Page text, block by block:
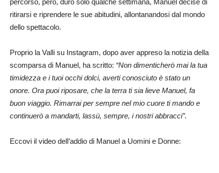
ritirarsi e riprendere le sue abitudini, allontanandosi dal mondo
dello spettacolo.
Proprio la Valli su Instagram, dopo aver appreso la notizia della
scomparsa di Manuel, ha scritto: “Non dimenticherò mai la tua
timidezza e i tuoi occhi dolci, averti conosciuto è stato un
onore. Ora puoi riposare, che la terra ti sia lieve Manuel, fa
buon viaggio. Rimarrai per sempre nel mio cuore ti mando e
continuerò a mandarti, lassù, sempre, i nostri abbracci”.
Eccovi il video dell’addio di Manuel a Uomini e Donne: